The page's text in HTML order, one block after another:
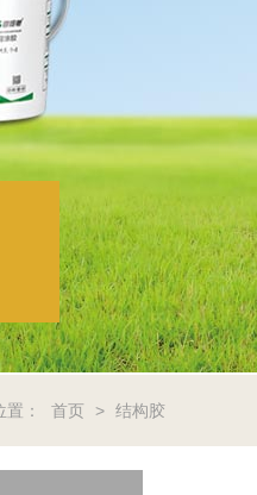
置： 首页 > 结构胶